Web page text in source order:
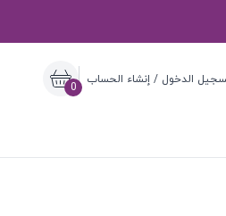
الدخول / إنشاء الحساب
0